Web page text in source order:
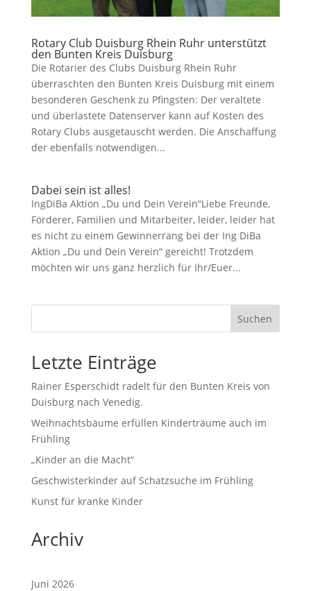
Rotary Club Duisburg Rhein Ruhr unterstützt
den Bunten Kreis Duisburg
Die Rotarier des Clubs Duisburg Rhein Ruhr
überraschten den Bunten Kreis Duisburg mit einem
besonderen Geschenk zu Pfingsten: Der veraltete
und überlastete Datenserver kann auf Kosten des
Rotary Clubs ausgetauscht werden. Die Anschaffung
der ebenfalls notwendigen...
Dabei sein ist alles!
IngDiBa Aktion „Du und Dein Verein“Liebe Freunde,
Förderer, Familien und Mitarbeiter, leider, leider hat
es nicht zu einem Gewinnerrang bei der Ing DiBa
Aktion „Du und Dein Verein“ gereicht! Trotzdem
möchten wir uns ganz herzlich für Ihr/Euer...
Suchen
Letzte Einträge
Rainer Esperschidt radelt für den Bunten Kreis von
Duisburg nach Venedig.
Weihnachtsbäume erfüllen Kinderträume auch im
Frühling
„Kinder an die Macht“
Geschwisterkinder auf Schatzsuche im Frühling
Kunst für kranke Kinder
Archiv
Juni 2026